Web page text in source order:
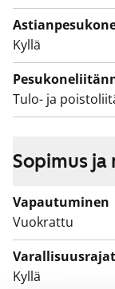
Kyllä
Tulo- ja
Sopimus ja
Vapautuminen
Vuokrattu
Varallisuusrajat
Kyllä